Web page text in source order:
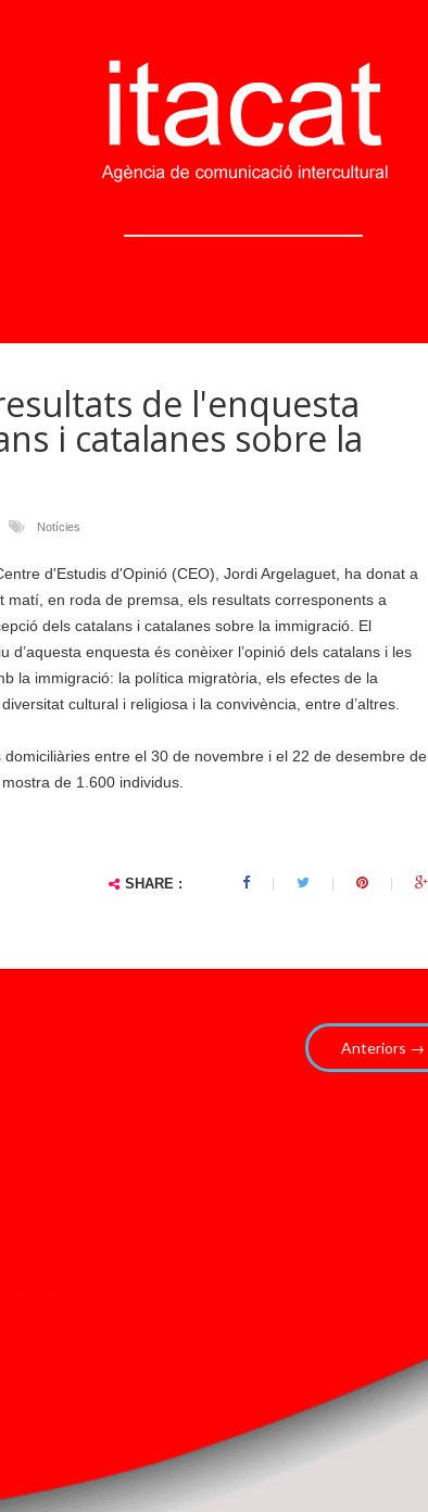
de l'enquesta
i catalanes sobre la
Notícies
d'Estudis d'Opinió (CEO), Jordi Argelaguet, ha donat a
matí, en roda de premsa, els resultats corresponents a
dels catalans i catalanes sobre la immigració. El
d’aquesta enquesta és conèixer l’opinió dels catalans i les
la immigració: la política migratòria, els efectes de la
cultural i religiosa i la convivència, entre d’altres.
entre el 30 de novembre i el 22 de desembre de
de 1.600 individus.
SHARE :
B
d
al
s
p
ri
m
ei
x
el
e
gi
...
Anteriors →